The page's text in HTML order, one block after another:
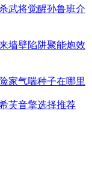
武将觉醒孙鲁班介
墙壁陷阱聚能炮效
家气喘种子在哪里
芙音擎选择推荐